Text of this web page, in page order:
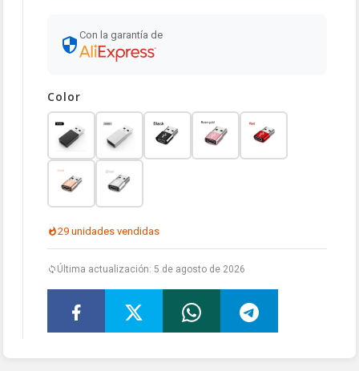
Con la garantía de
Color
29 unidades vendidas
Última actualización: 5 de agosto de 2026